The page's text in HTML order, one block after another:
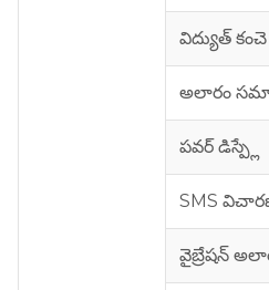
విద్యుత్ కంచె
అలారం
పవర్ డిస్ప్లే
SMS
వైబ్రేషన్